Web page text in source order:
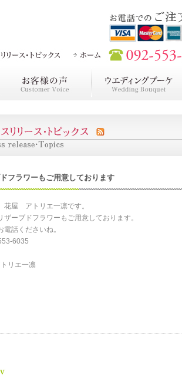
フラワーもご用意しております
屋 アトリエ一凛です。
ザーブドフラワーもご用意しております。
電話くださいね。
6035
リエ一凛